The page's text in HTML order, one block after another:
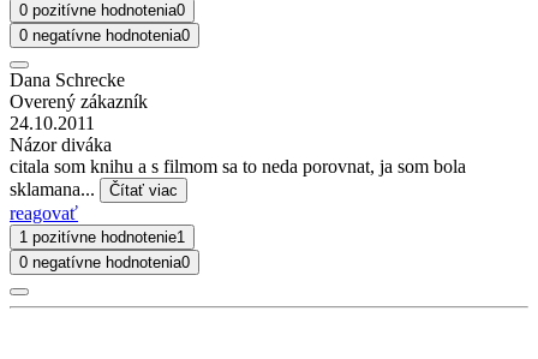
0 pozitívne hodnotenia0
0 negatívne hodnotenia0
Dana Schrecke
Overený zákazník
24.10.2011
Názor diváka
citala som knihu a s filmom sa to neda porovnat, ja som bola
sklamana...
Čítať viac
reagovať
1 pozitívne hodnotenie1
0 negatívne hodnotenia0